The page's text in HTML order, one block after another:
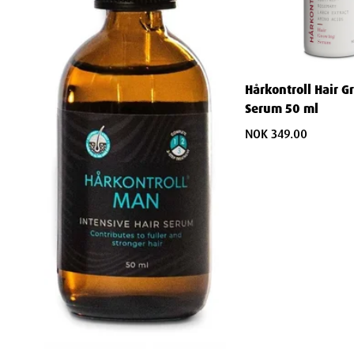
Hårkontroll Hair
Serum 50 ml
NOK 349.00